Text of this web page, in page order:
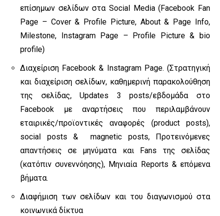
επίσημων σελίδων στα Social Media (Facebook Fan
Page – Cover & Profile Picture, About & Page Info,
Milestone, Instagram Page – Profile Picture & bio
profile)
Διαχείριση Facebook & Instagram Page. (Στρατηγική
και διαχείριση σελίδων, καθημερινή παρακολούθηση
της σελίδας, Updates 3 posts/εβδομάδα στο
Facebook με αναρτήσεις που περιλαμβάνουν
εταιρικές/προϊοντικές αναφορές (product posts),
social posts & magnetic posts, Προτεινόμενες
απαντήσεις σε μηνύματα και Fans της σελίδας
(κατόπιν συνεννόησης), Μηνιαία Reports & επόμενα
βήματα.
Διαφήμιση των σελίδων και του διαγωνισμού στα
κοινωνικά δίκτυα